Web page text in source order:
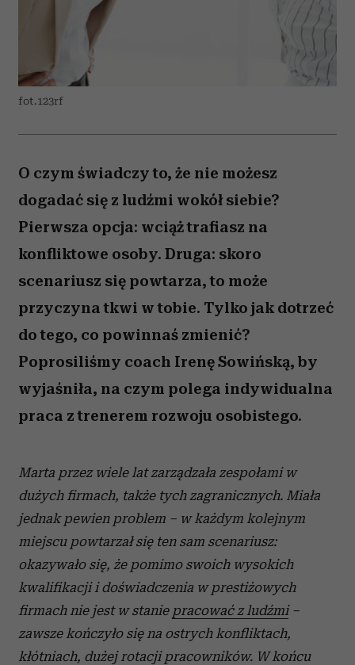
fot.123rf
O czym świadczy to, że nie możesz
dogadać się z ludźmi wokół siebie?
Pierwsza opcja: wciąż trafiasz na
konfliktowe osoby. Druga: skoro
scenariusz się powtarza, to może
przyczyna tkwi w tobie. Tylko jak dotrzeć
do tego, co powinnaś zmienić?
Poprosiliśmy coach Irenę Sowińską, by
wyjaśniła, na czym polega indywidualna
praca z trenerem rozwoju osobistego.
Marta przez wiele lat zarządzała zespołami w
dużych firmach, także tych zagranicznych. Miała
jednak pewien problem – w każdym kolejnym
miejscu powtarzał się ten sam scenariusz:
okazywało się, że pomimo swoich wysokich
kwalifikacji i doświadczenia w prestiżowych
firmach nie jest w stanie pracować z ludźmi–
zawsze kończyło się na ostrych konfliktach,
kłótniach, dużej rotacji pracowników. W końcu